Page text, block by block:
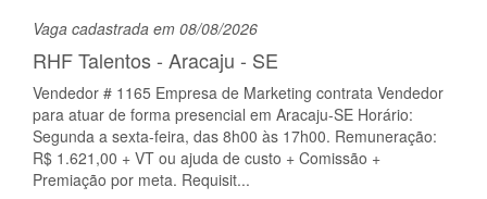
Vaga cadastrada em 08/08/2026
RHF Talentos - Aracaju - SE
Vendedor # 1165 Empresa de Marketing contrata Vendedor
para atuar de forma presencial em Aracaju-SE Horário:
Segunda a sexta-feira, das 8h00 às 17h00. Remuneração:
R$ 1.621,00 + VT ou ajuda de custo + Comissão +
Premiação por meta. Requisit...